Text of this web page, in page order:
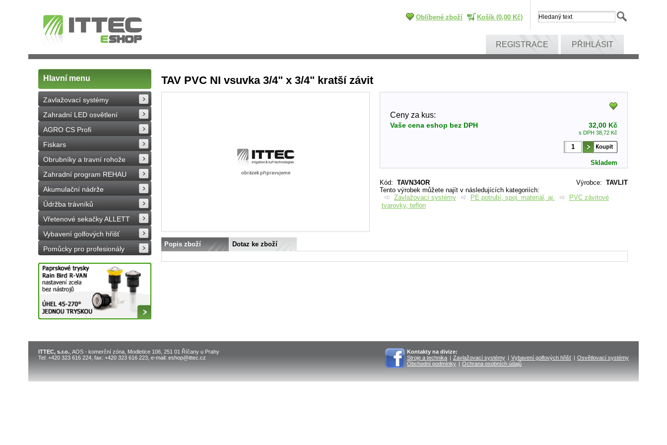
Oblíbené zboží Košík (0,00 Kč)
REGISTRACE PŘIHLÁSIT
Hlavní menu
Zavlažovací systémy
Zahradní LED osvětlení
AGRO CS Profi
Fiskars
Obrubníky a travní rohože
Zahradní program REHAU
Akumulační nádrže
Údržba trávníků
Vřetenové sekačky ALLETT
Vybavení golfových hřišť
Pomůcky pro profesionály
TAV PVC NI vsuvka 3/4" x 3/4" kratší závit
Ceny za kus:
Vaše cena eshop bez DPH 32,00 Kč
s DPH 38,72 Kč
Skladem
Kód: TAVN34OR TAVLIT
Výrobce:
Tento výrobek můžete najít v následujících kategoriích:
Zavlažovací systémy
PE potrubí, spoj. materiál, aj.
PVC závitové
tvarovky, teflon
Popis zboží Dotaz ke zboží
Kontakty na divize:
Stroje a technika | Zavlažovací systémy | Vybavení golfových hřišť | Osvětlovací systémy
Obchodní podmínky | Ochrana osobních údajů
ITTEC, s.r.o. , AOS - komerční zóna, Modletice 106, 251 01 Říčany u Prahy
Tel: +420 323 616 224, fax: +420 323 616 223, e-mail: eshop@ittec.cz